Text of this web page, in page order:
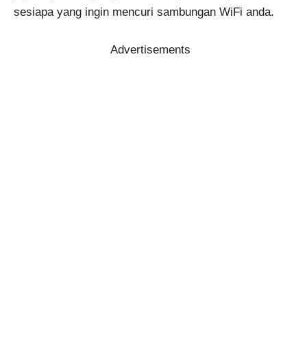
sesiapa yang ingin mencuri sambungan WiFi anda.
Advertisements